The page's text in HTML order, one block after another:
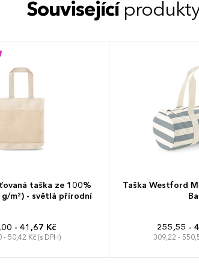
Související
taška ze 100%
g/m²) - světlá přírodní
- 41,67 Kč
- 50,42 Kč (s DPH)
Taška Westford
255,55 -
309,22 -